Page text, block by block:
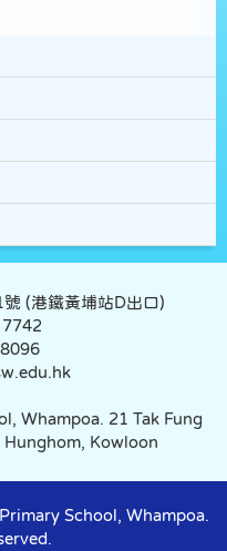
(港鐵黃埔站D出口)
Whampoa. 21 Tak Fung
Hunghom, Kowloon
School, Whampoa.